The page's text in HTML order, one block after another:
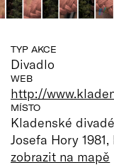
TYP AKCE
Divadlo
WEB
http://
MÍSTO
Kladenské
Josefa Hory
zobrazit na mapě